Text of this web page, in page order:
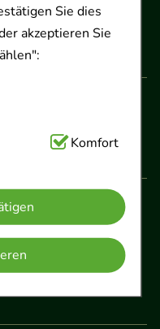
Sie dies
akzeptieren Sie
handelt es sich um
unserer
auf diese nicht
genutzt um das
zu gestalten,
des
Komfort